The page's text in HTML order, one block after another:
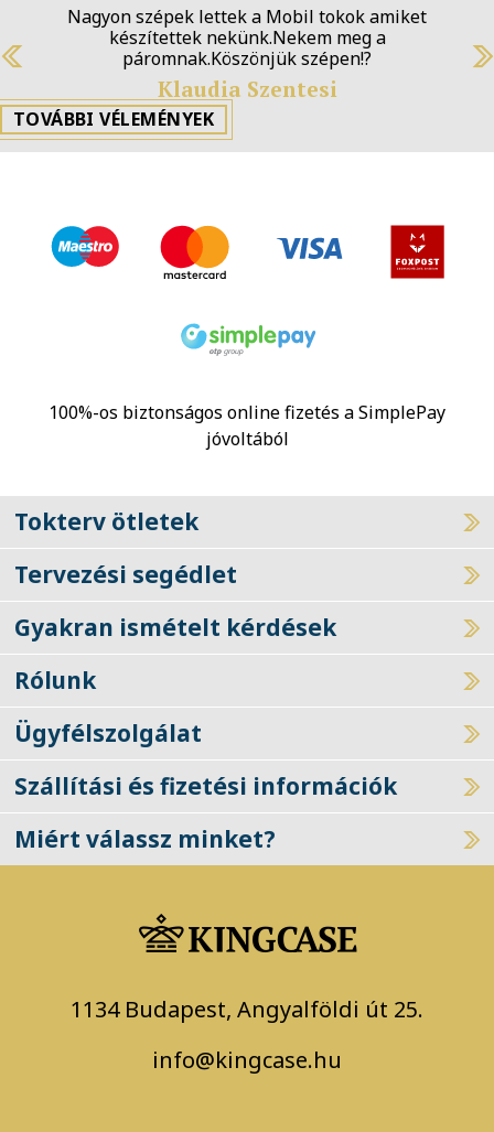
Nagyon szépek lettek a Mobil tokok amiket
készítettek nekünk.Nekem meg a
páromnak.Köszönjük szépen!?
Klaudia Szentesi
Previous
TOVÁBBI VÉLEMÉNYEK
100%-os biztonságos online fizetés a SimplePay
jóvoltából
Tokterv ötletek
Tervezési segédlet
Gyakran ismételt kérdések
Rólunk
Ügyfélszolgálat
Szállítási és fizetési információk
Miért válassz minket?
1134 Budapest, Angyalföldi út 25.
info@kingcase.hu